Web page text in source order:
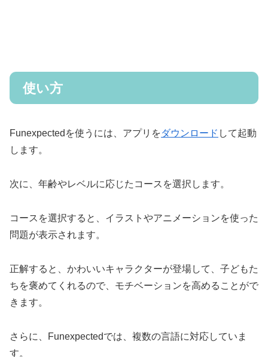
使い方
Funexpectedを使うには、アプリをダウンロード して起動
します。
次に、年齢やレベルに応じたコースを選択します。
コースを選択すると、イラストやアニメーションを使った
問題が表示されます。
正解すると、かわいいキャラクターが登場して、子どもた
ちを褒めてくれるので、モチベーションを高めることがで
きます。
さらに、Funexpectedでは、複数の言語に対応していま
す。